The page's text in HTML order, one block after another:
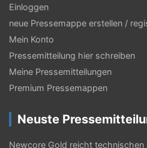
N
a
v
i
g
a
t
Einloggen
neue Pressemappe erstellen /
Mein Konto
Pressemitteilung hier schreiben
Meine Pressemitteilungen
Premium Pressemappen
Neuste
Newcore Gold reicht technischen